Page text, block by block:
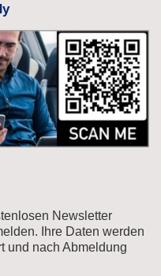
Newsletter
Ihre Daten werden
und nach Abmeldung